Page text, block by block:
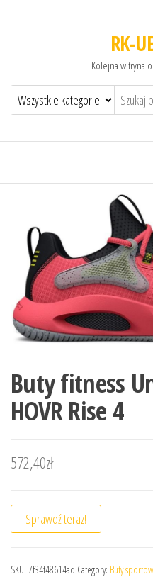
RK-
Kolejna witryna
Buty fitness
HOVR Rise 4
572,40zł
Sprawdź teraz!
SKU: 7f34f48614ad Category: Buty